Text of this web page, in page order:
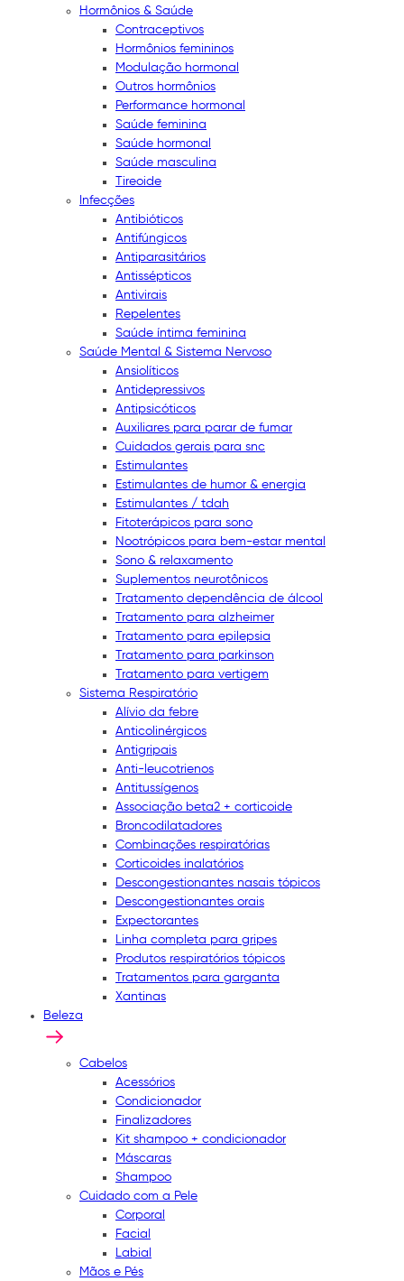
Hormônios & Saúde
Contraceptivos
Hormônios femininos
Modulação hormonal
Outros hormônios
Performance hormonal
Saúde feminina
Saúde hormonal
Saúde masculina
Tireoide
Infecções
Antibióticos
Antifúngicos
Antiparasitários
Antissépticos
Antivirais
Repelentes
Saúde íntima feminina
Saúde Mental & Sistema Nervoso
Ansiolíticos
Antidepressivos
Antipsicóticos
Auxiliares para parar de fumar
Cuidados gerais para snc
Estimulantes
Estimulantes de humor & energia
Estimulantes / tdah
Fitoterápicos para sono
Nootrópicos para bem-estar mental
Sono & relaxamento
Suplementos neurotônicos
Tratamento dependência de álcool
Tratamento para alzheimer
Tratamento para epilepsia
Tratamento para parkinson
Tratamento para vertigem
Sistema Respiratório
Alívio da febre
Anticolinérgicos
Antigripais
Anti-leucotrienos
Antitussígenos
Associação beta2 + corticoide
Broncodilatadores
Combinações respiratórias
Corticoides inalatórios
Descongestionantes nasais tópicos
Descongestionantes orais
Expectorantes
Linha completa para gripes
Produtos respiratórios tópicos
Tratamentos para garganta
Xantinas
Beleza
Cabelos
Acessórios
Condicionador
Finalizadores
Kit shampoo + condicionador
Máscaras
Shampoo
Cuidado com a Pele
Corporal
Facial
Labial
Mãos e Pés